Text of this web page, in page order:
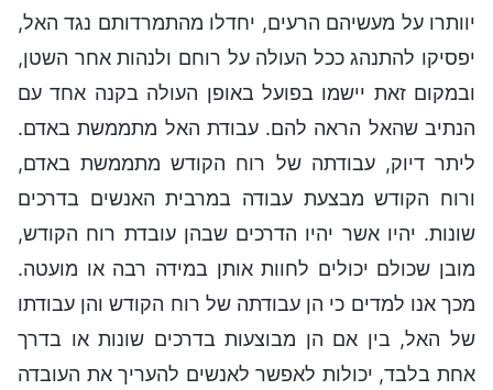
יוותרו על מעשיהם הרעים, יחדלו מהתמרדותם נגד האל,
יפסיקו להתנהג ככל העולה על רוחם ולנהות אחר השטן,
ובמקום זאת יישמו בפועל באופן העולה בקנה אחד עם
הנתיב שהאל הראה להם. עבודת האל מתממשת באדם.
ליתר דיוק, עבודתה של רוח הקודש מתממשת באדם,
ורוח הקודש מבצעת עבודה במרבית האנשים בדרכים
שונות. יהיו אשר יהיו הדרכים שבהן עובדת רוח הקודש,
מובן שכולם יכולים לחוות אותן במידה רבה או מועטה.
מכך אנו למדים כי הן עבודתה של רוח הקודש והן עבודתו
של האל, בין אם הן מבוצעות בדרכים שונות או בדרך
אחת בלבד, יכולות לאפשר לאנשים להעריך את העובדה